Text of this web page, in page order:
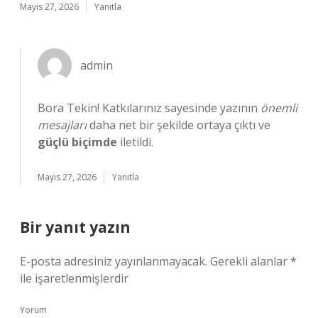
Mayıs 27, 2026 Yanıtla
admin
Bora Tekin! Katkılarınız sayesinde yazının önemli
mesajlarıdaha net bir şekilde ortaya çıktı ve
güçlü biçimde iletildi.
Mayıs 27, 2026 Yanıtla
Bir yanıt yazın
E-posta adresiniz yayınlanmayacak. Gerekli alanlar*
ile işaretlenmişlerdir
Yorum